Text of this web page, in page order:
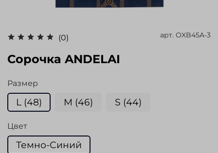
(0) арт. OXB45A-3
Сорочка ANDELAI
Размер
L (48) M (46) S (44)
Цвет
Темно-Синий